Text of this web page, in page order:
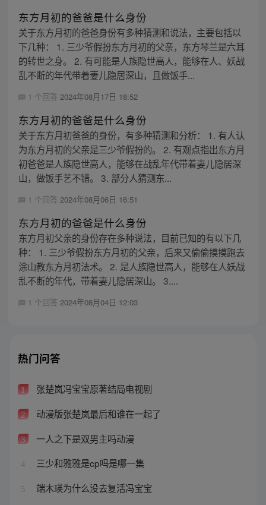
东方月初的爸爸是什么身份
关于东方月初的爸爸身份有多种猜测和说法，主要包括以
下几种： 1. 三少爷假扮东方月初的父亲，东方琴兰是六耳
的转世之身。 2. 有可能是人族隐世高人，能够在人、妖战
乱不断的年代带着妻儿隐居深山，且做饭手...
1 个回答 2024年08月17日 18:52
东方月初的爸爸是什么身份
关于东方月初爸爸的身份，有多种猜测和分析： 1. 有人认
为东方月初的父亲是三少爷假扮的。 2. 有观点指出东方月
初爸爸是人族隐世高人，能够在战乱年代带着妻儿隐居深
山，做饭手艺不错。 3. 部分人猜测东...
1 个回答 2024年08月06日 16:51
东方月初的爸爸是什么身份
东方月初父亲的身份存在多种说法，目前已知的有以下几
种： 1. 三少爷假扮东方月初的父亲，后来又偷偷摸摸跑去
涂山教东方月初法术。 2. 是人族隐世高人，能够在人妖战
乱不断的年代，带着妻儿隐居深山。 3....
1 个回答 2024年08月04日 12:03
热门问答
1 张楚岚冯宝宝原著结局电视剧
2 动漫版张楚岚最后和谁在一起了
3 一人之下是双男主吗动漫
4 三少和雅雅是cp吗是哪一集
5 端木瑛为什么没去复活冯宝宝